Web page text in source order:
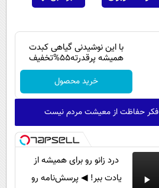
با این نوشیدنی گیاهی کبدت
همیشه پرقدرته55%تخفیف
خرید محصول
درد زانو رو برای همیشه از
یادت ببر! ◀ پرسش‌نامه رو